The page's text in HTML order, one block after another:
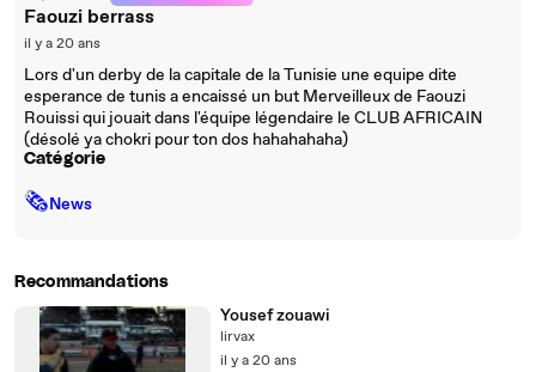
Faouzi berrass
il y a 20 ans
Lors d'un derby de la capitale de la Tunisie une equipe dite
esperance de tunis a encaissé un but Merveilleux de Faouzi
Rouissi qui jouait dans l'équipe légendaire le CLUB AFRICAIN
(désolé ya chokri pour ton dos hahahahaha)
Catégorie
🗞News
Recommandations
Yousef zouawi
lirvax
il y a 20 ans